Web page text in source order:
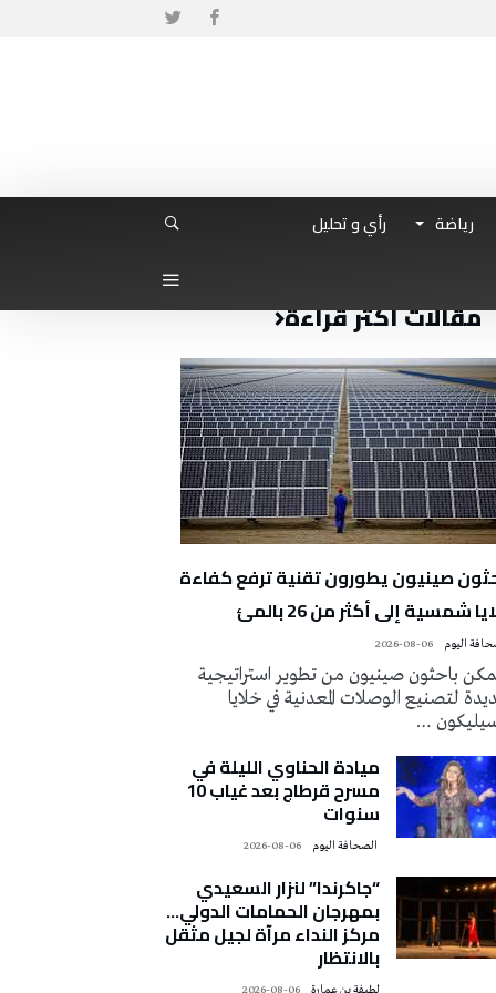
رياضة
رأي و تحليل
مقالات أكثر قراءة
صينيون يطورون تقنية ترفع كفاءة
شمسية إلى أكثر من 26 بالمئ
2026-08-06
باحثون صينيون من تطوير استراتيجية
لتصنيع الوصلات المعدنية في خلايا
…
ميادة الحناوي الليلة في
مسرح قرطاج بعد غياب 10
سنوات
2026-08-06
“جاكرندا” لنزار السعيدي
بمهرجان الحمامات الدولي…
مركز النداء مرآة لجيل مثقل
بالانتظار